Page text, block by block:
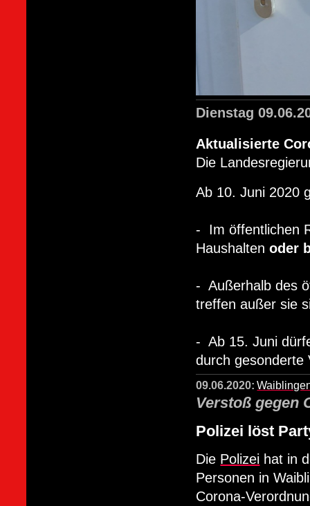
Dienstag
Aktualisierte
Die
Ab 10. Juni 2020
- Im öffentlichen
Haushaltenoder
- Außerhalb des
treffen außer sie
- Ab 15. Juni
durch gesonderte
09.06.2020:
Verstoß gegen
Polizei löst
Die Polizei hat in
Personen in
Corona-